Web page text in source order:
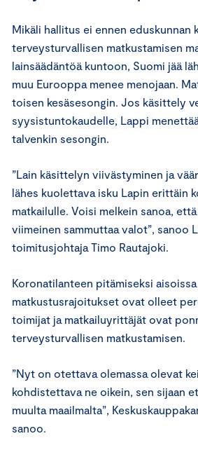
Mikäli hallitus ei ennen eduskunnan
terveysturvallisen matkustamisen
lainsäädäntöä kuntoon, Suomi jää
muu Eurooppa menee menojaan.
toisen kesäsesongin. Jos käsittely
syysistuntokaudelle, Lappi
talvenkin sesongin.
”Lain käsittelyn viivästyminen ja
lähes kuolettava isku Lapin erittäin
matkailulle. Voisi melkein sanoa,
viimeinen sammuttaa valot”, sanoo
toimitusjohtaja Timo Rautajoki.
Koronatilanteen pitämiseksi aisoissa
matkustusrajoitukset ovat olleet
toimijat ja matkailuyrittäjät ovat
terveysturvallisen matkustamisen.
”Nyt on otettava olemassa olevat
kohdistettava ne oikein, sen sijaan
muulta maailmalta”,
sanoo.